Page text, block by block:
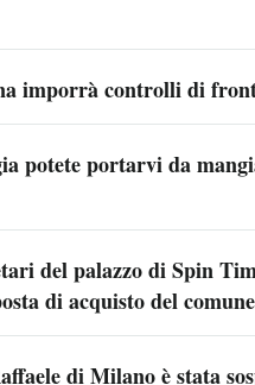
imporrà controlli di
potete portarvi da
del palazzo di Spin
di acquisto del
di Milano è stata